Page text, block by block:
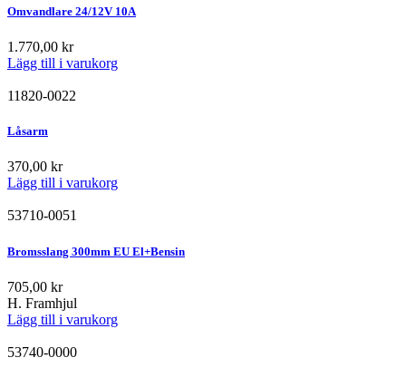
Omvandlare 24/12V 10A
1.770,00 kr
Lägg till i varukorg
11820-0022
Låsarm
370,00 kr
Lägg till i varukorg
53710-0051
Bromsslang 300mm EU El+Bensin
705,00 kr
H. Framhjul
Lägg till i varukorg
53740-0000